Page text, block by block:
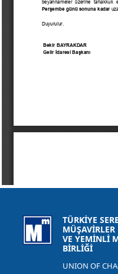
TÜRKİYE
MÜŞAVİRLER
VE YEMİNLİ
BİRLİĞİ
UNION OF